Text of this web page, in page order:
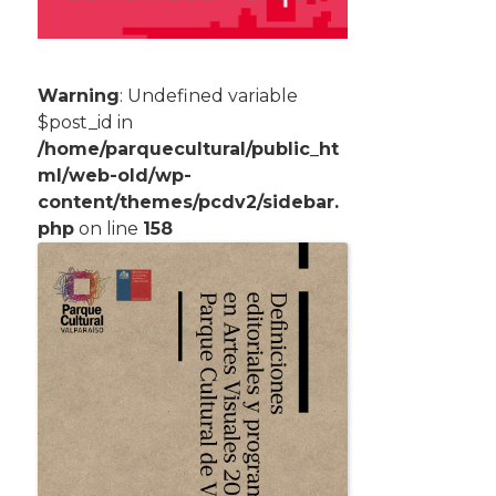
Warning: Undefined variable
$post_id in
/home/parquecultural/public_ht
ml/web-old/wp-
content/themes/pcdv2/sidebar.
php on line 158